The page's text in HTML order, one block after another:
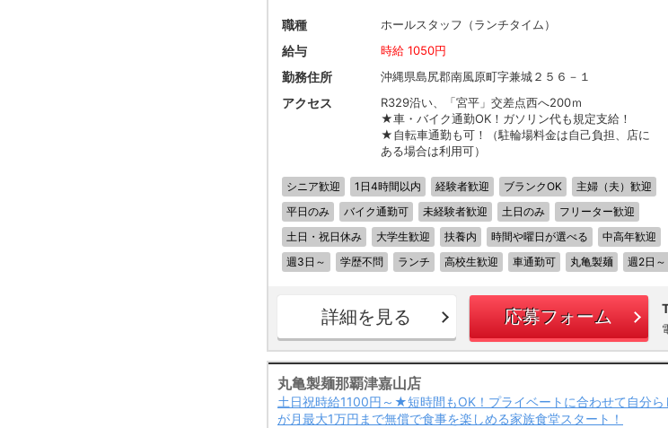
職種 ホールスタッフ（ランチタイム）
給与 時給 1050円
勤務住所 沖縄県島尻郡南風原町字兼城２５６－１
アクセス
R329沿い、「宮平」交差点西へ200ｍ
★車・バイク通勤OK！ガソリン代も規定支給！
★自転車通勤も可！（駐輪場料金は自己負担、店に
ある場合は利用可）
シニア歓迎 1日4時間以内 経験者歓迎 ブランクOK
主婦（夫）歓迎
平日のみ
バイク通勤可 未経験者歓迎 土日のみ
フリーター歓迎
土日・祝日休み
大学生歓迎 扶養内 時間や曜日が選べる
中高年歓迎
週3日～
学歴不問 ランチ 高校生歓迎 車通勤可 丸亀製麺 週2日～
詳細を見る 応募フォーム
丸亀製麺那覇津嘉山店
土日祝時給1100円～★短時間もOK！プライベートに合わせて自分
が月最大1万円まで無償で食事を楽しめる家族食堂スタート！